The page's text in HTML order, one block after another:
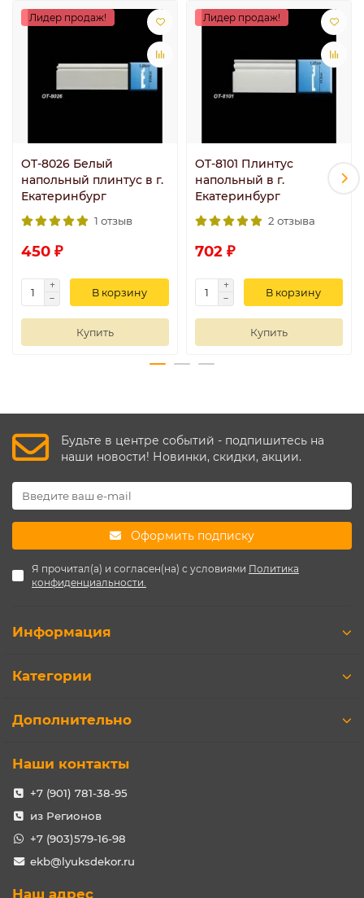
Лидер продаж!
OT-8026 Белый
напольный плинтус в г.
Екатеринбург
1 отзыв
450 ₽
В корзину
Купить
Лидер продаж!
OT-8101 Плинтус
напольный в г.
Екатеринбург
2 отзыва
702 ₽
В корзину
Купить
Будьте в центре событий - подпишитесь на
наши новости! Новинки, скидки, акции.
Оформить подписку
Я прочитал(а) и согласен(на) с условиями Политика
конфиденциальности.
Информация
Категории
Дополнительно
Наши контакты
+7 (901) 781-38-95
из Регионов
+7 (903)579-16-98
ekb@lyuksdekor.ru
Наш адрес